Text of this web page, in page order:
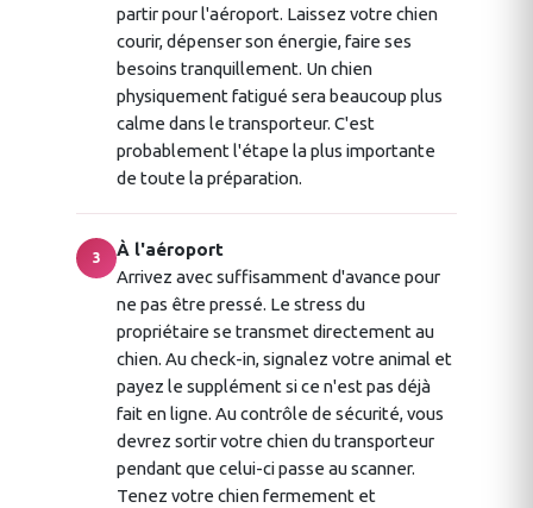
partir pour l'aéroport. Laissez votre chien
courir, dépenser son énergie, faire ses
besoins tranquillement. Un chien
physiquement fatigué sera beaucoup plus
calme dans le transporteur. C'est
probablement l'étape la plus importante
de toute la préparation.
3
À l'aéroport
Arrivez avec suffisamment d'avance pour
ne pas être pressé. Le stress du
propriétaire se transmet directement au
chien. Au check-in, signalez votre animal et
payez le supplément si ce n'est pas déjà
fait en ligne. Au contrôle de sécurité, vous
devrez sortir votre chien du transporteur
pendant que celui-ci passe au scanner.
Tenez votre chien fermement et